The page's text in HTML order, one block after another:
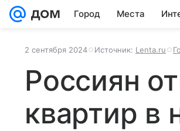
Город Места
2 сентября 2024 Источник: Lenta.ru
Россиян
квартир в